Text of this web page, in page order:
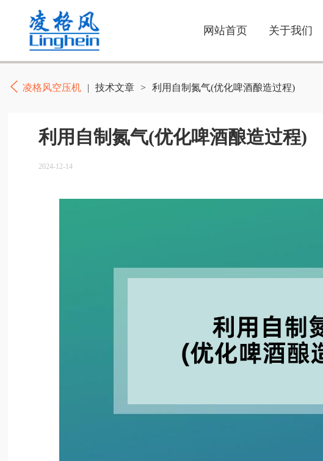
网站首页 关于我们
凌格风空压机 | 技术文章 > 利用自制氮气(优化啤酒酿造过程)
利用自制氮气(优化啤酒酿造过程)
2024-12-14